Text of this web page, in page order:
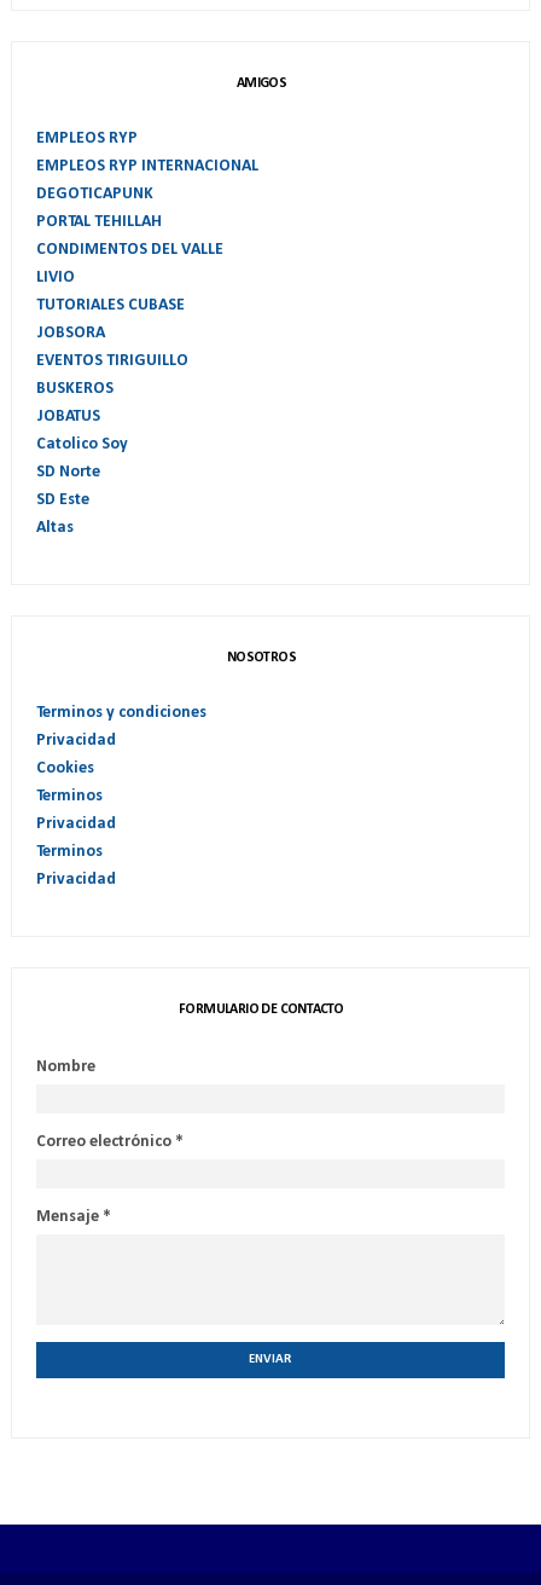
AMIGOS
EMPLEOS RYP
EMPLEOS RYP INTERNACIONAL
DEGOTICAPUNK
PORTAL TEHILLAH
CONDIMENTOS DEL VALLE
LIVIO
TUTORIALES CUBASE
JOBSORA
EVENTOS TIRIGUILLO
BUSKEROS
JOBATUS
Catolico Soy
SD Norte
SD Este
Altas
NOSOTROS
Terminos y condiciones
Privacidad
Cookies
Terminos
Privacidad
Terminos
Privacidad
FORMULARIO DE CONTACTO
Nombre
Correo electrónico *
Mensaje *